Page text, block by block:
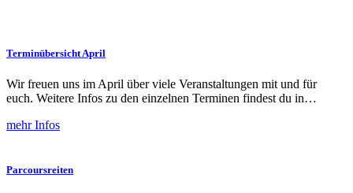
Terminübersicht April
Wir freuen uns im April über viele Veranstaltungen mit und für
euch. Weitere Infos zu den einzelnen Terminen findest du in…
mehr Infos
Parcoursreiten